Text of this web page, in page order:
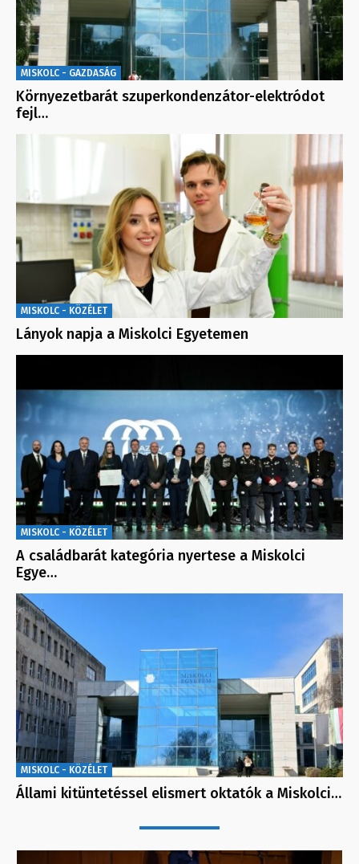
MISKOLC - GAZDASÁG
Környezetbarát szuperkondenzátor-elektródot
fejl…
MISKOLC - KÖZÉLET
Lányok napja a Miskolci Egyetemen
MISKOLC - KÖZÉLET
A családbarát kategória nyertese a Miskolci
Egye…
MISKOLC - KÖZÉLET
Állami kitüntetéssel elismert oktatók a Miskolci…